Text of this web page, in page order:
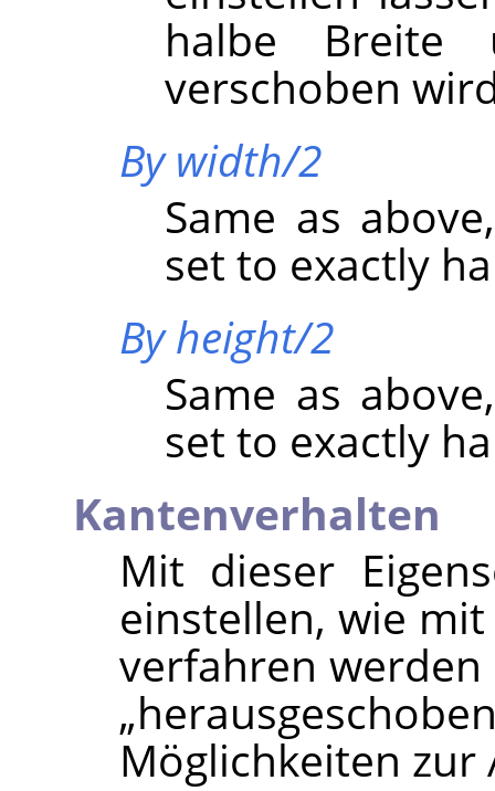
halbe Breite
verschoben
By width/2
Same as
set to exactly
By height/2
Same as
set to exactly
Kantenverhalten
Mit dieser
einstellen, wie
verfahren
„
Möglichkeiten zur